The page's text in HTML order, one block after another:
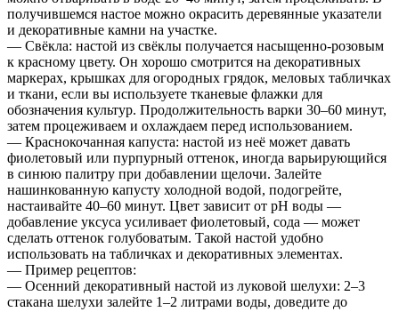
получившемся настое можно окрасить деревянные указатели
и декоративные камни на участке.
— Свёкла: настой из свёклы получается насыщенно-розовым
к красному цвету. Он хорошо смотрится на декоративных
маркерах, крышках для огородных грядок, меловых табличках
и ткани, если вы используете тканевые флажки для
обозначения культур. Продолжительность варки 30–60 минут,
затем процеживаем и охлаждаем перед использованием.
— Краснокочанная капуста: настой из неё может давать
фиолетовый или пурпурный оттенок, иногда варьирующийся
в синюю палитру при добавлении щелочи. Залейте
нашинкованную капусту холодной водой, подогрейте,
настаивайте 40–60 минут. Цвет зависит от pH воды —
добавление уксуса усиливает фиолетовый, сода — может
сделать оттенок голубоватым. Такой настой удобно
использовать на табличках и декоративных элементах.
— Пример рецептов:
— Осенний декоративный настой из луковой шелухи: 2–3
стакана шелухи залейте 1–2 литрами воды, доведите до